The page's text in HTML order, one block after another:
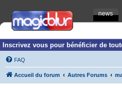
news
Inscrivez vous pour bénéficier de
FAQ
Accueil du forum Autres Forums